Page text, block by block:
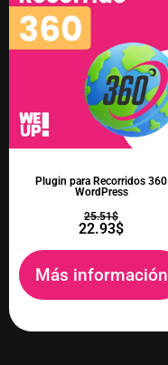
Plugin para Recorridos 360
WordPress
25.51$
22.93$
Más información